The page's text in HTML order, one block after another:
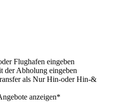
Flughafen eingeben
der Abholung eingeben
als Nur Hin-oder Hin-&
anzeigen*